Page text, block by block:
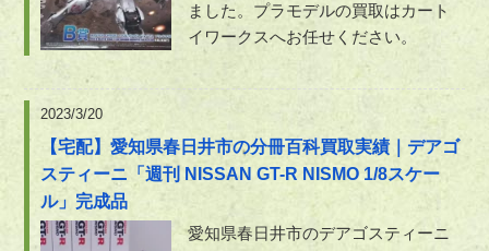
ました。プラモデルの買取はカート
イワークスへお任せください。
2023/3/20
【宅配】愛知県春日井市の分冊百科買取実績｜デアゴ
スティーニ「週刊 NISSAN GT-R NISMO 1/8スケー
ル」完成品
愛知県春日井市のデアゴスティーニ